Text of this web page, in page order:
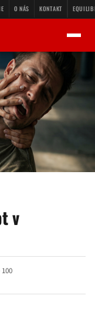
O NÁS KONTAKT
v